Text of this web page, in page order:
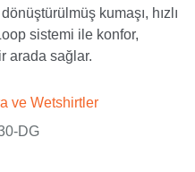
kumaşı, hızlı
sistemi ile konfor,
arada sağlar.
ve Wetshirtler
DG